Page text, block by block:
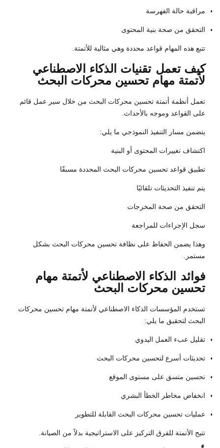
مراقبة حالة الفهرسة
التحقق من صحة بنية المحتوى
تتبع هذه المهام قواعد محددة وهي مثالية للأتمتة.
كيف تعمل تقنيات الذكاء الاصطناعي
لأتمتة مهام تحسين محركات البحث
تعمل أنظمة أتمتة تحسين محركات البحث من خلال سير عمل قائم
على القواعد وموجه بالأحداث.
يتضمن مسار التنفيذ النموذجي ما يلي:
اكتشاف تغييرات المحتوى أو البنية
تطبيق قواعد تحسين محركات البحث المحددة مسبقًا
يتم تنفيذ التحديثات تلقائيًا
التحقق من صحة المخرجات
سجل الإجراءات للمراجعة
وهذا يضمن الحفاظ على نظافة تحسين محركات البحث بشكل
مستمر.
فوائد
الذكاء الاصطناعي لأتمتة مهام
تحسين محركات البحث
تستخدم المؤسسات الذكاء الاصطناعي لأتمتة مهام تحسين محركات
البحث لتحقيق ما يلي:
تقليل عبء العمل اليدوي
تحديثات أسرع لتحسين محركات البحث
تحسين متسق على مستوى الموقع
انخفاض مخاطر الخطأ البشري
عمليات تحسين محركات البحث القابلة للتطوير
تتيح الأتمتة للفرق التركيز على الاستراتيجية بدلاً من الصيانة.